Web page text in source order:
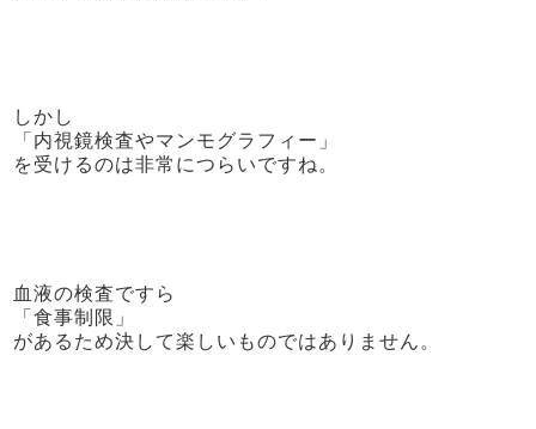
しかし
「内視鏡検査やマンモグラフィー」
を受けるのは非常につらいですね。
血液の検査ですら
「食事制限」
があるため決して楽しいものではありません。